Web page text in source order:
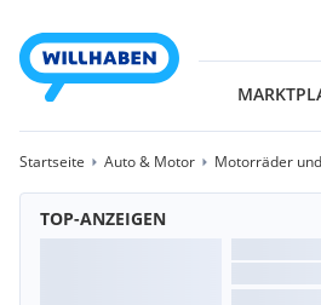
Startseite Auto & Motor Motorräder
TOP-ANZEIGEN